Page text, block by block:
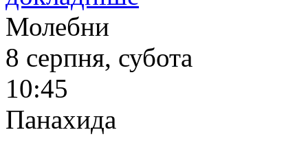
Молебни
8 серпня, субота
10:45
Панахида